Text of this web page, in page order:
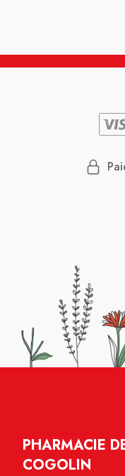
PHARMACIE
COGOLIN